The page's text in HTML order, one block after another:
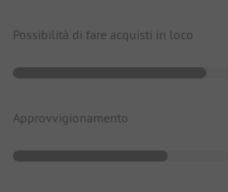
Possibilità di fare acquisti in loco
Approvvigionamento